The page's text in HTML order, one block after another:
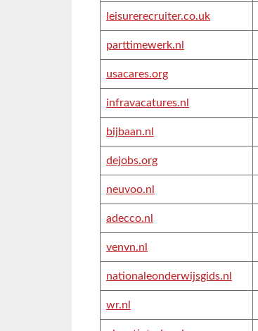
leisurerecruiter.co.uk
parttimewerk.nl
usacares.org
infravacatures.nl
bijbaan.nl
dejobs.org
neuvoo.nl
adecco.nl
venvn.nl
nationaleonderwijsgids.nl
wr.nl